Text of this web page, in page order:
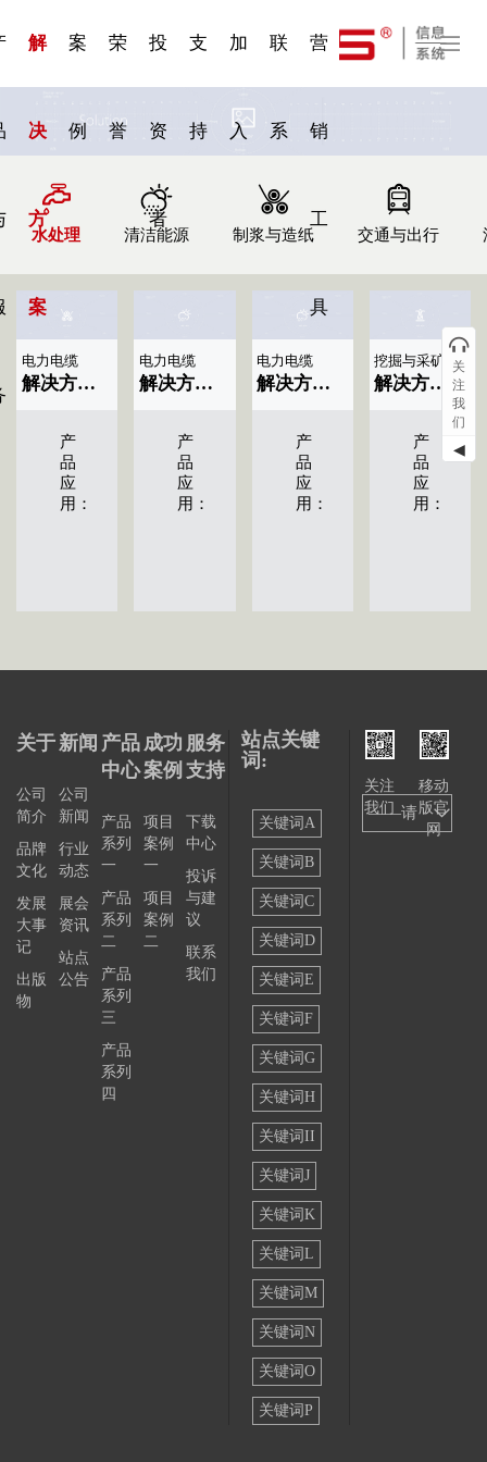
解
决
方
案
案
例
荣
誉
投
资
者
支
持
加
入
联
系
营
销
工
具
水处理 清洁能源 制浆与造纸 交通与出行
电力电缆
解决方案标题名称|显示09条
产
品
应
用：
电力电缆
解决方案标题名称|显示08条
产
品
应
用：
电力电缆
解决方案标题名称|显示07条
产
品
应
用：
挖掘与采矿
解决方案标题名称|显示04条
产
品
应
用：
关于
公司
简介
品牌
文化
发展
大事
记
出版
物
新闻
公司
新闻
行业
动态
展会
资讯
站点
公告
产品
中心
产品
系列
一
产品
系列
二
产品
系列
三
产品
系列
四
成功
案例
项目
案例
一
项目
案例
二
服务
支持
下载
中心
投诉
与建
议
联系
我们
站点关键
词:
关键词A
关键词B
关键词C
关键词D
关键词E
关键词F
关键词G
关键词H
关键词II
关键词J
关键词K
关键词L
关键词M
关键词N
关键词O
关键词P
关注
我们
移动
版官
网
——请
关
注
我
们
◀